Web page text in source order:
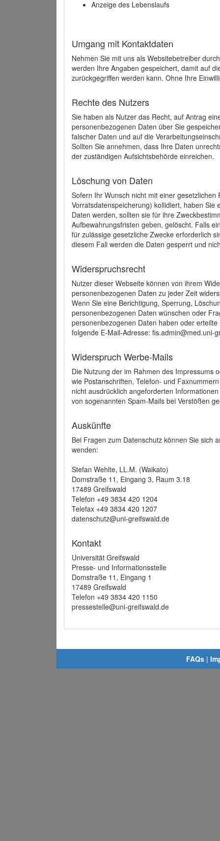
Anzeige des Lebenslaufs
Umgang mit Kontaktdaten
Nehmen Sie mit uns als Websitebetreiber
werden Ihre Angaben gespeichert, damit auf
zurückgegriffen werden kann. Ohne Ihre
Rechte des Nutzers
Sie haben als Nutzer das Recht, auf Antrag
personenbezogenen Daten über Sie
falscher Daten und auf die
Sollten Sie annehmen, dass Ihre Daten
der zuständigen Aufsichtsbehörde einreichen.
Löschung von Daten
Sofern Ihr Wunsch nicht mit einer
Vorratsdatenspeicherung) kollidiert, haben
Daten werden, sollten sie für ihre
Aufbewahrungsfristen geben, gelöscht. Falls
für zulässige gesetzliche Zwecke erforderlich
diesem Fall werden die Daten gesperrt und
Widerspruchsrecht
Nutzer dieser Webseite können von ihrem
personenbezogenen Daten zu jeder Zeit
Wenn Sie eine Berichtigung, Sperrung,
personenbezogenen Daten wünschen oder
personenbezogenen Daten haben oder
folgende E-Mail-Adresse: fis.admin@med.uni-
Widerspruch Werbe-Mails
Die Nutzung der im Rahmen des Impressums
wie Postanschriften, Telefon- und
nicht ausdrücklich angeforderten
von sogenannten Spam-Mails bei Verstößen
Auskünfte
Bei Fragen zum Datenschutz können Sie sich
wenden:
Stefan Wehlte, LL.M. (Waikato)
Domstraße 11, Eingang 3, Raum 3.18
17489 Greifswald
Telefon +49 3834 420 1204
Telefax +49 3834 420 1207
datenschutz@uni-greifswald.de
Kontakt
Universität Greifswald
Presse- und Informationsstelle
Domstraße 11, Eingang 1
17489 Greifswald
Telefon +49 3834 420 1150
pressestelle@uni-greifswald.de
FAQs |